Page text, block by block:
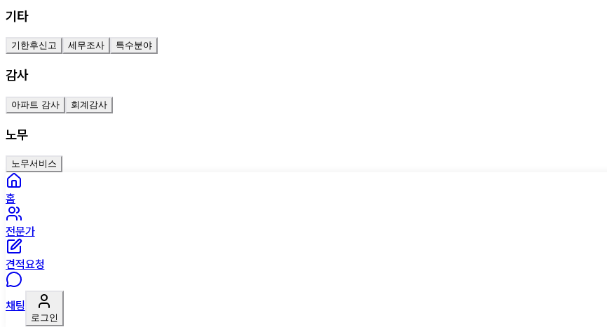
기타
기한후신고 세무조사 특수분야
감사
아파트 감사 회계감사
노무
노무서비스
홈
전문가
견적요청
채팅
로그인